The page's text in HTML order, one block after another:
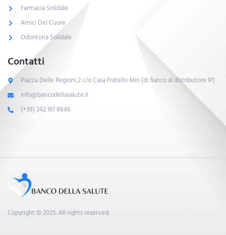
Farmacia Solidale
Amici Del Cuore
Odontoria Solidale
Contatti
Piazza Delle Regioni,2 c/o Casa Fratello Mio (di fianco al distributore IP)
info@bancodellasalute.it
(+39) 342 161 8646
Copyright © 2025. All rights reserved.